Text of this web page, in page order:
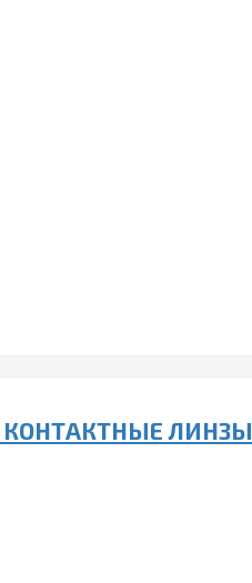
ЛИНЗЫ